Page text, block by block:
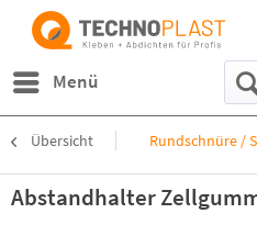
Menü
Übersicht Rundschnüre /
Abstandhalter